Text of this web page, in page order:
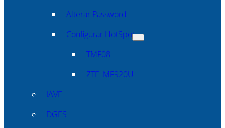
Alterar Password
Configurar HotSpot
TMF08
ZTE_MF920U
IAVE
DGES